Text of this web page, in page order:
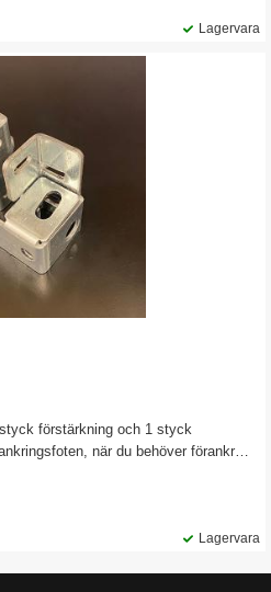
Lagervara
förstärkning och 1 styck
när du behöver förankra
även till vårt däckställ Kalcit.
Lagervara